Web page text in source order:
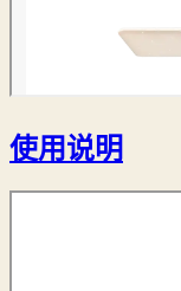
使用说明